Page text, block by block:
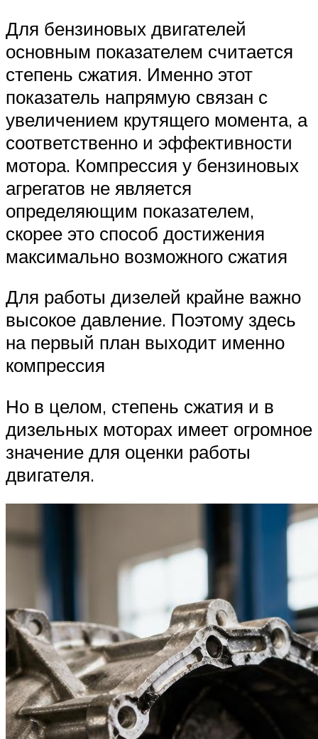
Для бензиновых двигателей
основным показателем считается
степень сжатия. Именно этот
показатель напрямую связан с
увеличением крутящего момента, а
соответственно и эффективности
мотора. Компрессия у бензиновых
агрегатов не является
определяющим показателем,
скорее это способ достижения
максимально возможного сжатия
Для работы дизелей крайне важно
высокое давление. Поэтому здесь
на первый план выходит именно
компрессия
Но в целом, степень сжатия и в
дизельных моторах имеет огромное
значение для оценки работы
двигателя.